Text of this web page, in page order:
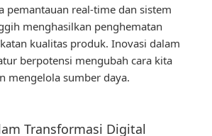
pemantauan real-time dan sistem
menghasilkan penghematan
kualitas produk. Inovasi dalam
berpotensi mengubah cara kita
mengelola sumber daya.
Transformasi Digital